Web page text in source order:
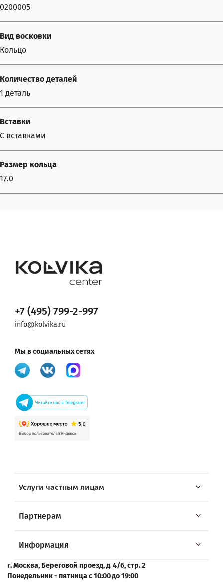
0200005
Вид восковки
Кольцо
Количество деталей
1 деталь
Вставки
С вставками
Размер кольца
17.0
Услуги частным лицам
Партнерам
Информация
+7 (495) 799-2-997
info@kolvika.ru
Мы в социальных сетях
г. Москва, Береговой проезд, д. 4/6, стр. 2
Понедельник - пятница с 10:00 до 19:00